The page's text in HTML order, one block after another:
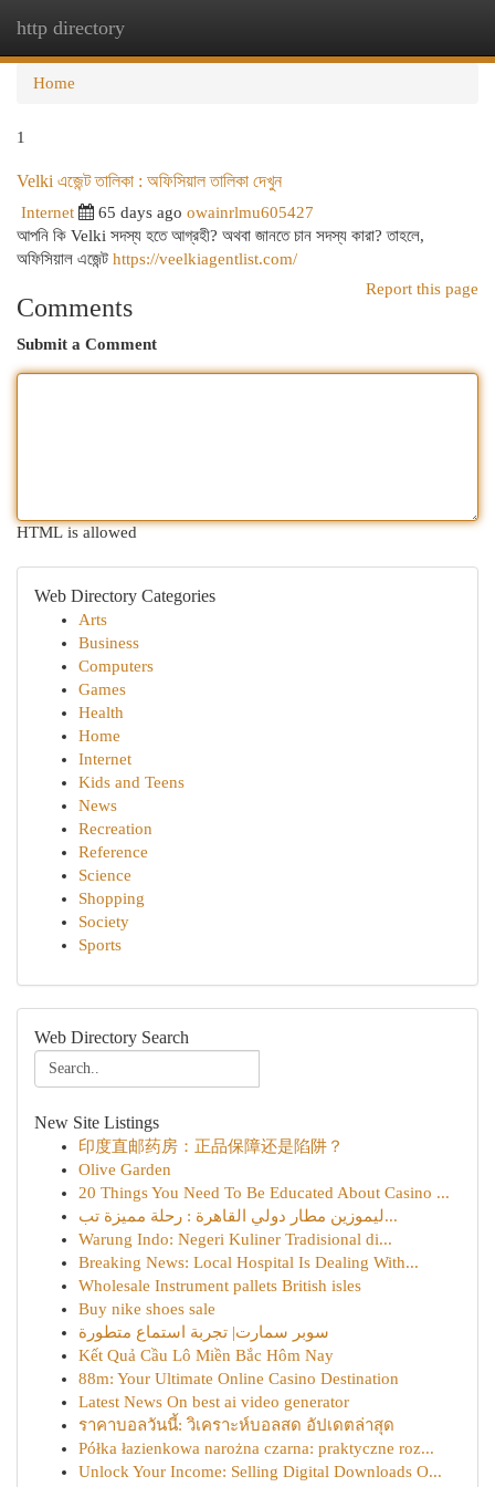
http directory
Home
1
Velki এজেন্ট তালিকা : অফিসিয়াল তালিকা দেখুন
Internet 65 days ago owainrlmu605427
আপনি কি Velki সদস্য হতে আগ্রহী? অথবা জানতে চান সদস্য কারা? তাহলে,
অফিসিয়াল এজেন্ট https://veelkiagentlist.com/
Report this page
Comments
Submit a Comment
HTML is allowed
Web Directory Categories
Arts
Business
Computers
Games
Health
Home
Internet
Kids and Teens
News
Recreation
Reference
Science
Shopping
Society
Sports
Web Directory Search
New Site Listings
印度直邮药房：正品保障还是陷阱？
Olive Garden
20 Things You Need To Be Educated About Casino ...
ليموزين مطار دولي القاهرة : رحلة مميزة تب...
Warung Indo: Negeri Kuliner Tradisional di...
Breaking News: Local Hospital Is Dealing With...
Wholesale Instrument pallets British isles
Buy nike shoes sale
سوبر سمارت| تجربة استماع متطورة
Kết Quả Cầu Lô Miền Bắc Hôm Nay
88m: Your Ultimate Online Casino Destination
Latest News On best ai video generator
ราคาบอลวันนี้: วิเคราะห์บอลสด อัปเดตล่าสุด
Półka łazienkowa narożna czarna: praktyczne roz...
Unlock Your Income: Selling Digital Downloads O...